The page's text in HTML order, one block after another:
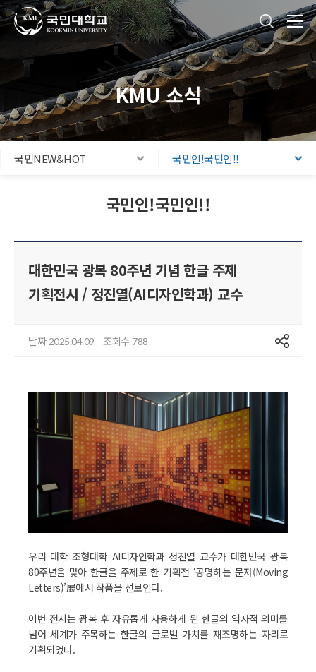
주메뉴 바로가기
본문내용 바로가기
푸터 바로가기
국민대학교
KMU 소식
국민NEW&HOT 국민인!국민인!!
국민인!국민인!!
대한민국 광복 80주년 기념 한글 주제
기획전시 / 정진열(AI디자인학과) 교수
날짜 2025.04.09 조회수 788 공유
우리 대학 조형대학 AI디자인학과 정진열 교수가 대한민국 광복
80주년을 맞아 한글을 주제로 한 기획전 ‘공명하는 문자(Moving
Letters)’展에서 작품을 선보인다.
이번 전시는 광복 후 자유롭게 사용하게 된 한글의 역사적 의미를
넘어 세계가 주목하는 한글의 글로벌 가치를 재조명하는 자리로
기획되었다.